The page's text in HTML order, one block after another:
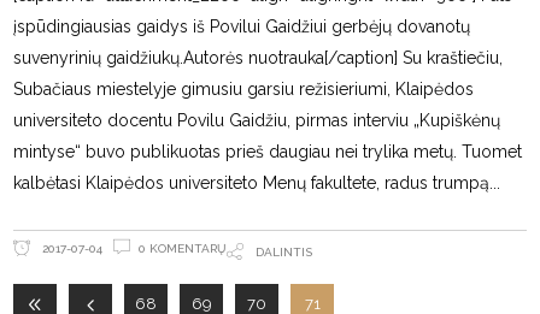
įspūdingiausias gaidys iš Povilui Gaidžiui gerbėjų dovanotų
suvenyrinių gaidžiukų.Autorės nuotrauka[/caption] Su kraštiečiu,
Subačiaus miestelyje gimusiu garsiu režisieriumi, Klaipėdos
universiteto docentu Povilu Gaidžiu, pirmas interviu „Kupiškėnų
mintyse“ buvo publikuotas prieš daugiau nei trylika metų. Tuomet
kalbėtasi Klaipėdos universiteto Menų fakultete, radus trumpą
2017-07-04 0 KOMENTARŲ DALINTIS
68 69 70 71